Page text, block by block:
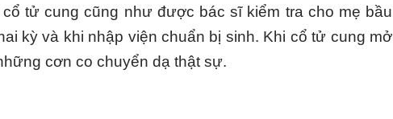
tử cung cũng như được bác sĩ kiểm tra cho mẹ bầu
kỳ và khi nhập viện chuẩn bị sinh. Khi cổ tử cung mở
cơn co chuyển dạ thật sự.